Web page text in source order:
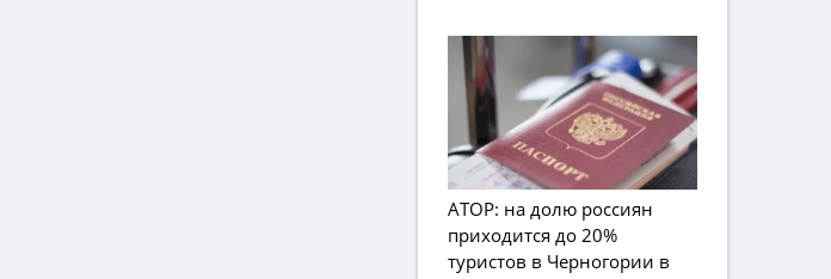
АТОР: на долю россиян
приходится до 20%
туристов в Черногории в